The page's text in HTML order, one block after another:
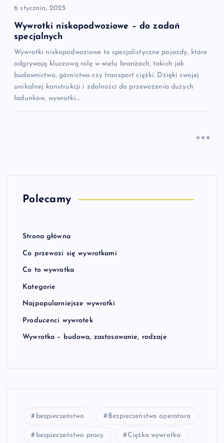
6 stycznia, 2025
Wywrotki niskopodwoziowe – do zadań
specjalnych
Wywrotki niskopodwoziowe to specjalistyczne pojazdy, które
odgrywają kluczową rolę w wielu branżach, takich jak
budownictwo, górnictwo czy transport ciężki. Dzięki swojej
unikalnej konstrukcji i zdolności do przewożenia dużych
ładunków, wywrotki…
Polecamy
Strona główna
Co przewozi się wywrotkami
Co to wywrotka
Kategorie
Najpopularniejsze wywrotki
Producenci wywrotek
Wywrotka – budowa, zastosowanie, rodzaje
bezpieczeństwo Bezpieczeństwo operatora
bezpieczeństwo pracy Ciężka wywrotka